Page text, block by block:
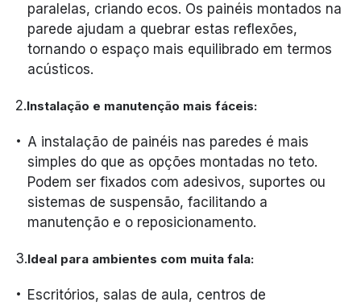
paralelas, criando ecos. Os painéis montados na
parede ajudam a quebrar estas reflexões,
tornando o espaço mais equilibrado em termos
acústicos.
2.Instalação e manutenção mais fáceis:
A instalação de painéis nas paredes é mais
simples do que as opções montadas no teto.
Podem ser fixados com adesivos, suportes ou
sistemas de suspensão, facilitando a
manutenção e o reposicionamento.
3.Ideal para ambientes com muita fala:
Escritórios, salas de aula, centros de